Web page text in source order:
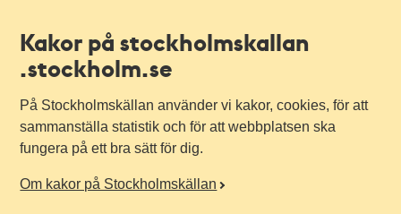
Kakor på stockholmskallan
.stockholm.se
På Stockholmskällan använder vi kakor, cookies, för att
sammanställa statistik och för att webbplatsen ska
fungera på ett bra sätt för dig.
Om kakor på Stockholmskällan